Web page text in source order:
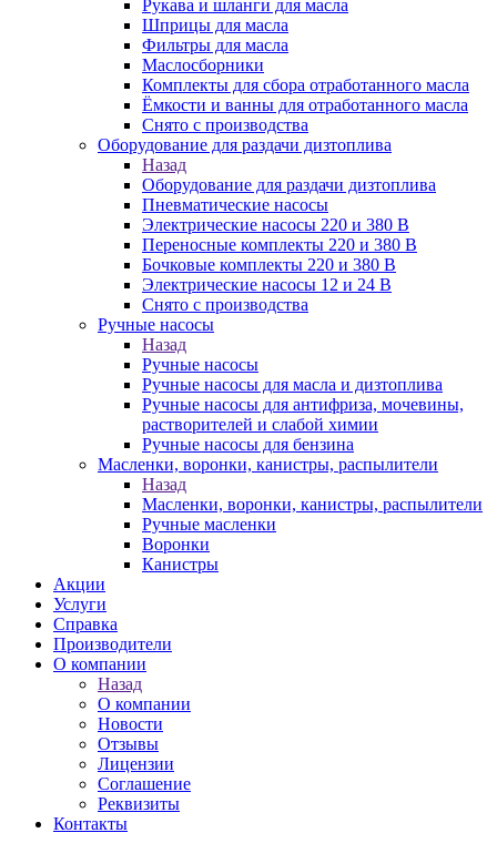
Рукава и шланги для масла
Шприцы для масла
Фильтры для масла
Маслосборники
Комплекты для сбора отработанного масла
Ёмкости и ванны для отработанного масла
Снято с производства
Оборудование для раздачи дизтоплива
Назад
Оборудование для раздачи дизтоплива
Пневматические насосы
Электрические насосы 220 и 380 В
Переносные комплекты 220 и 380 В
Бочковые комплекты 220 и 380 В
Электрические насосы 12 и 24 В
Снято с производства
Ручные насосы
Назад
Ручные насосы
Ручные насосы для масла и дизтоплива
Ручные насосы для антифриза, мочевины,
растворителей и слабой химии
Ручные насосы для бензина
Масленки, воронки, канистры, распылители
Назад
Масленки, воронки, канистры, распылители
Ручные масленки
Воронки
Канистры
Акции
Услуги
Справка
Производители
О компании
Назад
О компании
Новости
Отзывы
Лицензии
Соглашение
Реквизиты
Контакты